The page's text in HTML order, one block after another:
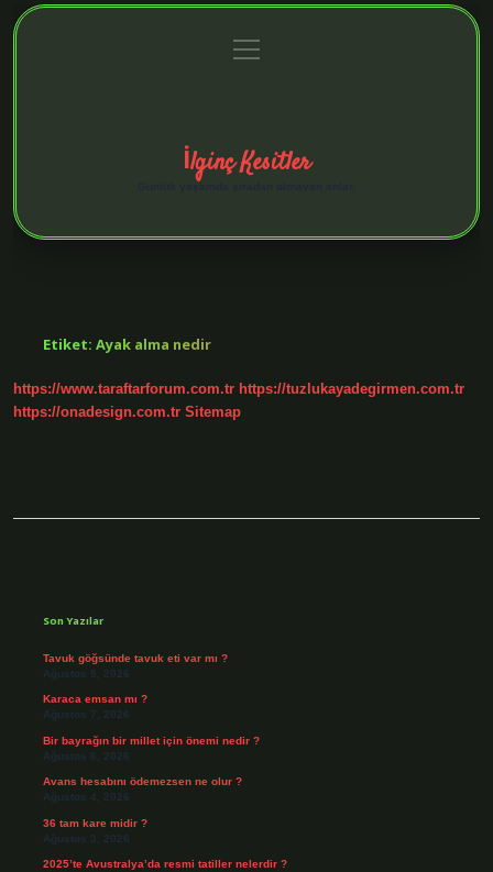
Gizlilik Politikası
menüyü
aç
İlginç Kesitler
Etiket: Ayak alma nedir
https://www.taraftarforum.com.tr https://tuzlukayadegirmen.com.tr
https://onadesign.com.tr Sitemap
Son Yazılar
Tavuk göğsünde tavuk eti var mı ?
Ağustos 8, 2026
Karaca emsan mı ?
Ağustos 7, 2026
Bir bayrağın bir millet için önemi nedir ?
Ağustos 6, 2026
Avans hesabını ödemezsen ne olur ?
Ağustos 4, 2026
36 tam kare midir ?
Ağustos 3, 2026
2025’te Avustralya’da resmi tatiller nelerdir ?